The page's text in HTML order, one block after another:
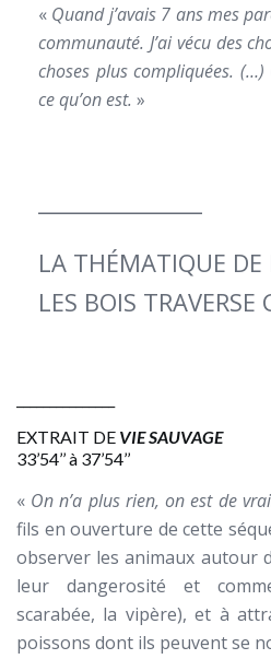
« Quand j’avais 7 ans mes
communauté. J’ai vécu des
choses plus compliquées.
ce qu’on est. »
LA THÉMATIQUE DE
LES BOIS TRAVERSE
EXTRAIT DE VIE SAUVAGE
33’54’’ à 37’54’’
« On n’a plus rien, on est de
fils en ouverture de cette
observer les animaux autour
leur dangerosité et
scarabée, la vipère), et à
poissons dont ils peuvent se